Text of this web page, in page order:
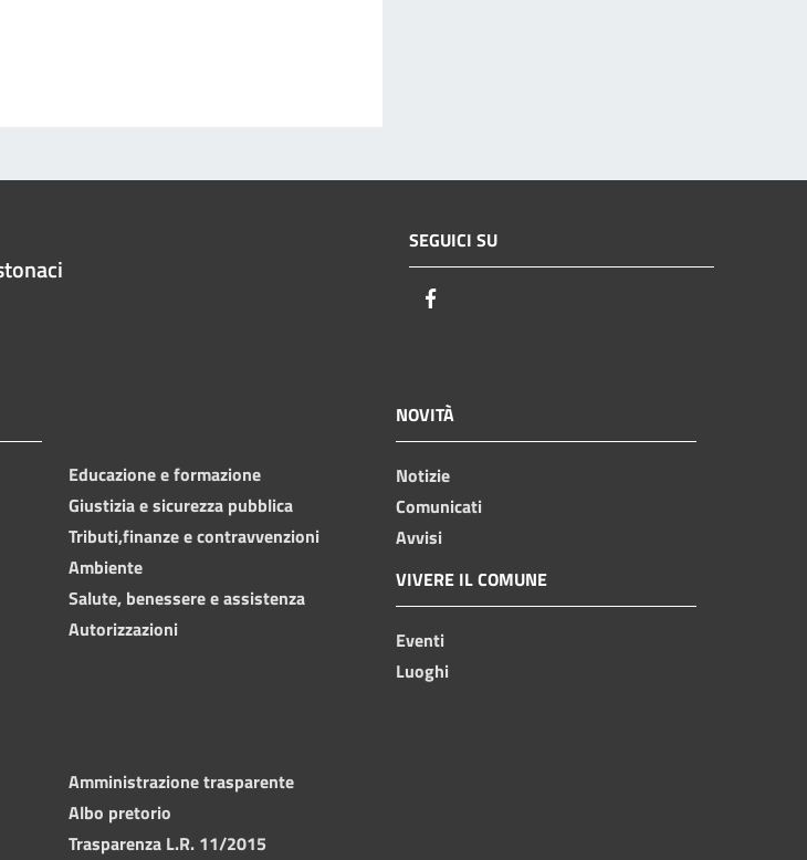
SEGUICI SU
Educazione e formazione
Giustizia e sicurezza pubblica
Tributi,finanze e contravvenzioni
Ambiente
Salute, benessere e assistenza
Autorizzazioni
NOVITÀ
Notizie
Comunicati
Avvisi
VIVERE IL COMUNE
Eventi
Luoghi
Amministrazione trasparente
Albo pretorio
Trasparenza L.R. 11/2015